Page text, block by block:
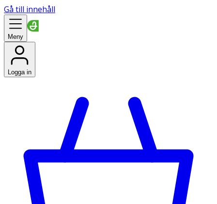
Gå till innehåll
Meny
Logga in